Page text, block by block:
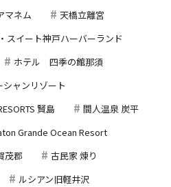
マネム
天橋立離宮
スイート神戸ハーバーランド
ホテル 四季の館那須
ャンリゾート
賢島
間人温泉 炭平
Grande Ocean Resort
茂郡
古民家 煉り
ルシアン旧軽井沢